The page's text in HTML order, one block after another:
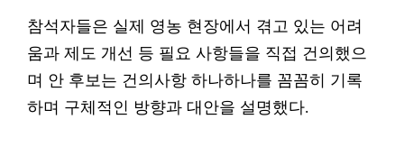
참석자들은 실제 영농 현장에서 겪고 있는 어려
움과 제도 개선 등 필요 사항들을 직접 건의했으
며 안 후보는 건의사항 하나하나를 꼼꼼히 기록
하며 구체적인 방향과 대안을 설명했다.